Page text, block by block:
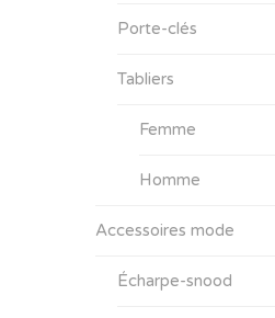
Porte-clés
Tabliers
Femme
Homme
Accessoires mode
Écharpe-snood